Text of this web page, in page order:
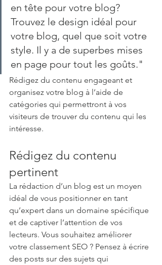
en tête pour votre blog?
Trouvez le design idéal pour
votre blog, quel que soit votre
style. Il y a de superbes mises
en page pour tout les goûts."
Rédigez du contenu engageant et
organisez votre blog à l’aide de
catégories qui permettront à vos
visiteurs de trouver du contenu qui les
intéresse.
Rédigez du contenu
pertinent
La rédaction d’un blog est un moyen
idéal de vous positionner en tant
qu’expert dans un domaine spécifique
et de captiver l’attention de vos
lecteurs. Vous souhaitez améliorer
votre classement SEO ? Pensez à écrire
des posts sur des sujets qui